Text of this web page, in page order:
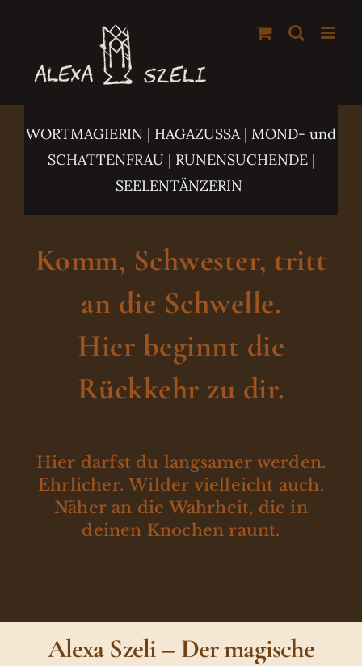
springen
WORTMAGIERIN | HAGAZUSSA | MOND- und
SCHATTENFRAU | RUNENSUCHENDE |
SEELENTÄNZERIN
Komm, Schwester, tritt
an die Schwelle.
Hier beginnt die
Rückkehr zu dir.
Hier darfst du langsamer werden.
Ehrlicher. Wilder vielleicht auch.
Näher an die Wahrheit, die in
deinen Knochen raunt.
Alexa Szeli – Der magische